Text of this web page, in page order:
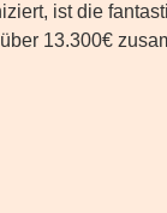
ist die
13.300€